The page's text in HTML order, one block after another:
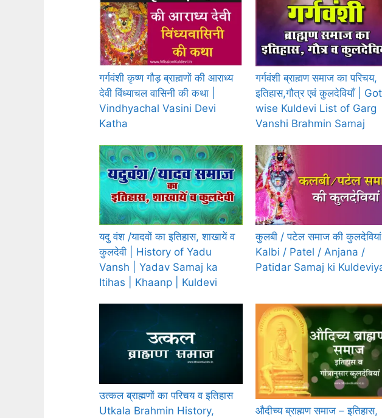
गर्गवंशी कृष्ण गौड़ ब्राह्मणों की आराध्य
देवी विंध्याचल वासिनी की कथा |
Vindhyachal Vasini Devi
Katha
गर्गवंशी ब्राह्मण समाज का परिचय,
इतिहास,गौत्र एवं कुलदेवियाँ |
wise Kuldevi List of Garg
Vanshi Brahmin Samaj
यदु वंश /यादवों का इतिहास, शाखायें व
कुलदेवी | History of Yadu
Vansh | Yadav Samaj ka
Itihas | Khaanp | Kuldevi
कुलबी / पटेल समाज की कुलदेवियां |
Kalbi / Patel / Anjana /
Patidar Samaj ki
उत्कल ब्राह्मणों का परिचय व इतिहास
Utkala Brahmin History,
औदीच्य ब्राह्मण समाज – इतिहास,